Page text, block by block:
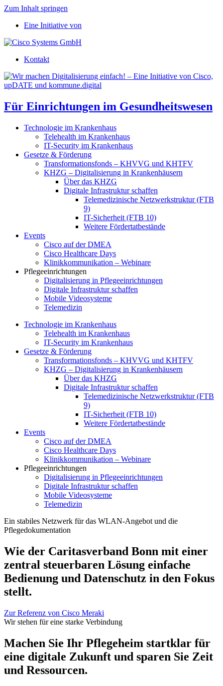
Zum Inhalt springen
Eine Initiative von
Kontakt
Für Einrichtungen im Gesundheitswesen
Technologie im Krankenhaus
Telehealth im Krankenhaus
IT-Security im Krankenhaus
Gesetze & Förderung
Transformationsfonds – KHVVG und KHTFV
KHZG – Digitalisierung in Krankenhäusern
Über das KHZG
Digitale Infrastruktur schaffen
Telemedizinische Netzwerkstruktur (FTB
9)
IT-Sicherheit (FTB 10)
Weitere Fördertatbestände
Events
Cisco auf der DMEA
Cisco Healthcare Days
Klinikkommunikation – Webinare
Pflegeeinrichtungen
Digitalisierung in Pflegeeinrichtungen
Digitale Infrastruktur schaffen
Mobile Videosysteme
Telemedizin
Technologie im Krankenhaus
Telehealth im Krankenhaus
IT-Security im Krankenhaus
Gesetze & Förderung
Transformationsfonds – KHVVG und KHTFV
KHZG – Digitalisierung in Krankenhäusern
Über das KHZG
Digitale Infrastruktur schaffen
Telemedizinische Netzwerkstruktur (FTB
9)
IT-Sicherheit (FTB 10)
Weitere Fördertatbestände
Events
Cisco auf der DMEA
Cisco Healthcare Days
Klinikkommunikation – Webinare
Pflegeeinrichtungen
Digitalisierung in Pflegeeinrichtungen
Digitale Infrastruktur schaffen
Mobile Videosysteme
Telemedizin
Ein stabiles Netzwerk für das WLAN-Angebot und die
Pflegedokumentation
Wie der Caritasverband Bonn mit einer
zentral steuerbaren Lösung einfache
Bedienung und Datenschutz in den Fokus
stellt.
Zur Referenz von Cisco Meraki
Wir stehen für eine starke Verbindung
Machen Sie Ihr Pflegeheim startklar für
eine digitale Zukunft und sparen Sie Zeit
und Ressourcen.